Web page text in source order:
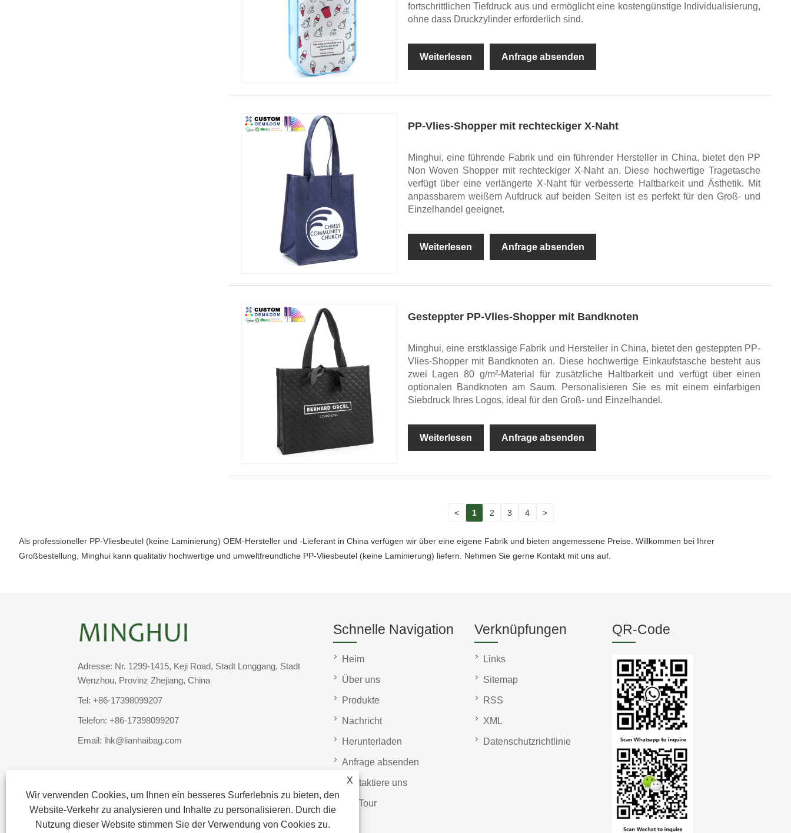
fortschrittlichen Tiefdruck aus und ermöglicht eine kostengünstige Individualisierung,
ohne dass Druckzylinder erforderlich sind.
Weiterlesen Anfrage absenden
PP-Vlies-Shopper mit rechteckiger X-Naht
Minghui, eine führende Fabrik und ein führender Hersteller in China, bietet den PP
Non Woven Shopper mit rechteckiger X-Naht an. Diese hochwertige Tragetasche
verfügt über eine verlängerte X-Naht für verbesserte Haltbarkeit und Ästhetik. Mit
anpassbarem weißem Aufdruck auf beiden Seiten ist es perfekt für den Groß- und
Einzelhandel geeignet.
Weiterlesen Anfrage absenden
Gesteppter PP-Vlies-Shopper mit Bandknoten
Minghui, eine erstklassige Fabrik und Hersteller in China, bietet den gesteppten PP-
Vlies-Shopper mit Bandknoten an. Diese hochwertige Einkaufstasche besteht aus
zwei Lagen 80 g/m²-Material für zusätzliche Haltbarkeit und verfügt über einen
optionalen Bandknoten am Saum. Personalisieren Sie es mit einem einfarbigen
Siebdruck Ihres Logos, ideal für den Groß- und Einzelhandel.
Weiterlesen Anfrage absenden
< 1 2 3 4 >
Als professioneller PP-Vliesbeutel (keine Laminierung) OEM-Hersteller und -Lieferant in China verfügen wir über eine eigene Fabrik und bieten angemessene Preise. Willkommen bei Ihrer
Großbestellung, Minghui kann qualitativ hochwertige und umweltfreundliche PP-Vliesbeutel (keine Laminierung) liefern. Nehmen Sie gerne Kontakt mit uns auf.
X
Wir verwenden Cookies, um Ihnen ein besseres Surferlebnis zu bieten, den
Website-Verkehr zu analysieren und Inhalte zu personalisieren. Durch die
Nutzung dieser Website stimmen Sie der Verwendung von Cookies zu.
Adresse: Nr. 1299-1415, Keji Road, Stadt Longgang, Stadt
Wenzhou, Provinz Zhejiang, China
Tel: +86-17398099207
Telefon: +86-17398099207
Email: lhk@lianhaibag.com
Schnelle Navigation
Heim
Über uns
Produkte
Nachricht
Herunterladen
Anfrage absenden
Kontaktiere uns
VR-Tour
Verknüpfungen
Links
Sitemap
RSS
XML
Datenschutzrichtlinie
QR-Code